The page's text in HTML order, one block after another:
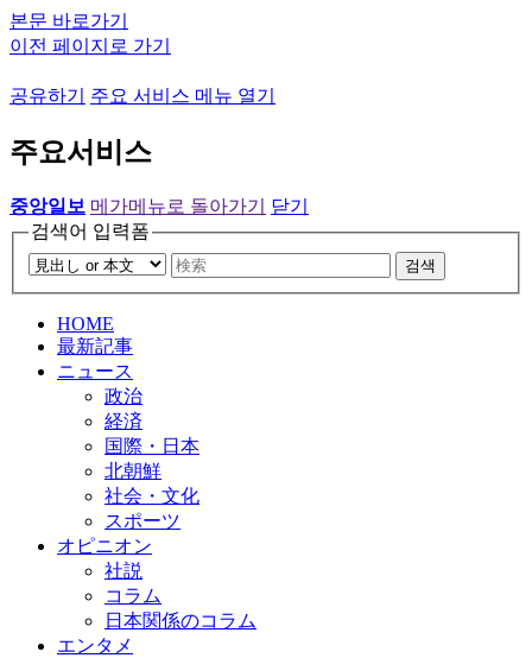
본문 바로가기
이전 페이지로 가기
공유하기 주요 서비스 메뉴 열기
주요서비스
중앙일보 메가메뉴로 돌아가기
닫기
검색어 입력폼
검색
HOME
最新記事
ニュース
政治
経済
国際・日本
北朝鮮
社会・文化
スポーツ
オピニオン
社説
コラム
日本関係のコラム
エンタメ